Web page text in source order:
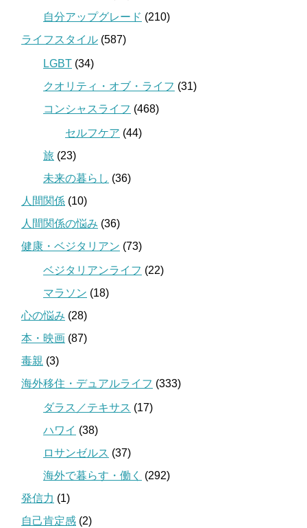
自分アップグレード (210)
ライフスタイル (587)
LGBT (34)
クオリティ・オブ・ライフ (31)
コンシャスライフ (468)
セルフケア (44)
旅 (23)
未来の暮らし (36)
人間関係 (10)
人間関係の悩み (36)
健康・ベジタリアン (73)
ベジタリアンライフ (22)
マラソン (18)
心の悩み (28)
本・映画 (87)
毒親 (3)
海外移住・デュアルライフ (333)
ダラス／テキサス (17)
ハワイ (38)
ロサンゼルス (37)
海外で暮らす・働く
(292)
発信力 (1)
自己肯定感 (2)